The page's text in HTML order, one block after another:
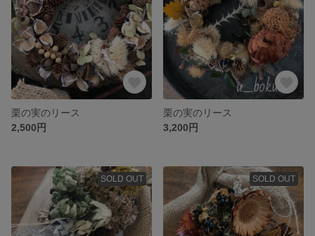
栗の実のリース
2,500円
栗の実のリース
3,200円
SOLD OUT SOLD OUT